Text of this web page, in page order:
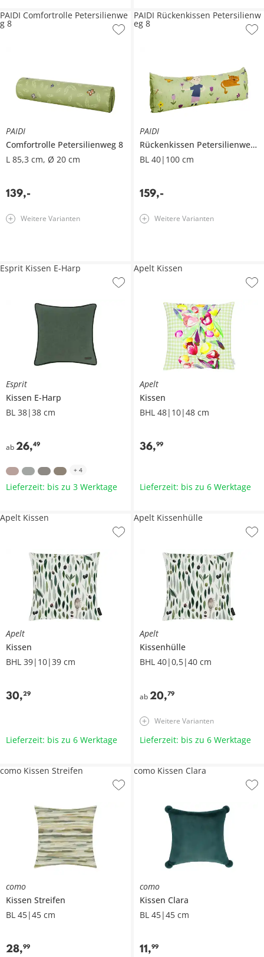
PAIDI
Comfortrolle Petersilienweg 8
L 85,3 cm, Ø 20 cm
139,-
PAIDI Comfortrolle Petersilienwe
g 8
Weitere Varianten
PAIDI
Rückenkissen Petersilienweg 8
BL 40|100 cm
159,-
PAIDI Rückenkissen Petersilienw
eg 8
Weitere Varianten
Esprit
Kissen E-Harp
BL 38|38 cm
ab 26,49
Esprit Kissen E-Harp
+ 4
Lieferzeit: bis zu 3 Werktage
Apelt
Kissen
BHL 48|10|48 cm
36,99
Apelt Kissen
Lieferzeit: bis zu 6 Werktage
Apelt
Kissen
BHL 39|10|39 cm
30,29
Apelt Kissen
Lieferzeit: bis zu 6 Werktage
Apelt
Kissenhülle
BHL 40|0,5|40 cm
ab 20,79
Apelt Kissenhülle
Weitere Varianten
Lieferzeit: bis zu 6 Werktage
como
Kissen Streifen
BL 45|45 cm
28,99
como Kissen Streifen
como
Kissen Clara
BL 45|45 cm
11,99
como Kissen Clara